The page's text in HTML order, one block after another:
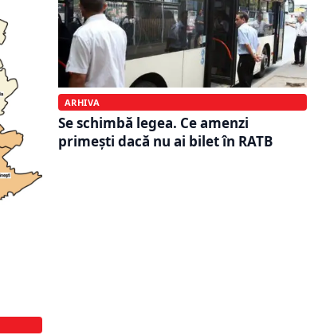
ARHIVA
Se schimbă legea. Ce amenzi
primeşti dacă nu ai bilet în RATB